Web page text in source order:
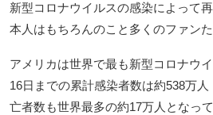
新型コロナウイルスの感染によって
本人はもちろんのこと多くのファン
アメリカは世界で最も新型コロナウ
16日までの累計感染者数は約538万
亡者数も世界最多の約17万人となって